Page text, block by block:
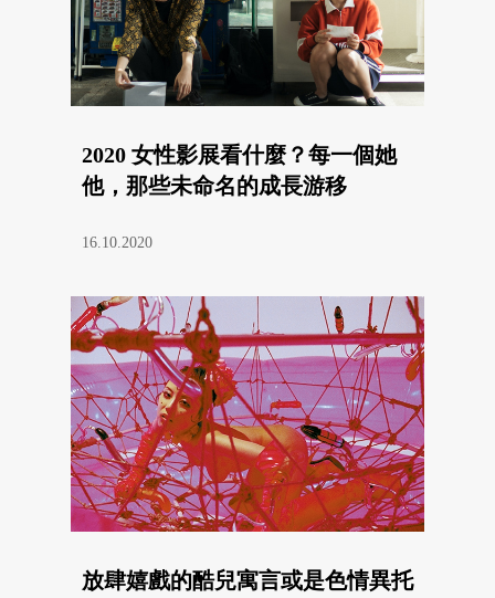
2020 女性影展看什麼？每一個她
他，那些未命名的成長游移
16.10.2020
放肆嬉戲的酷兒寓言或是色情異托